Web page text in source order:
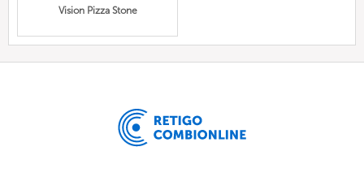
Vision Pizza Stone